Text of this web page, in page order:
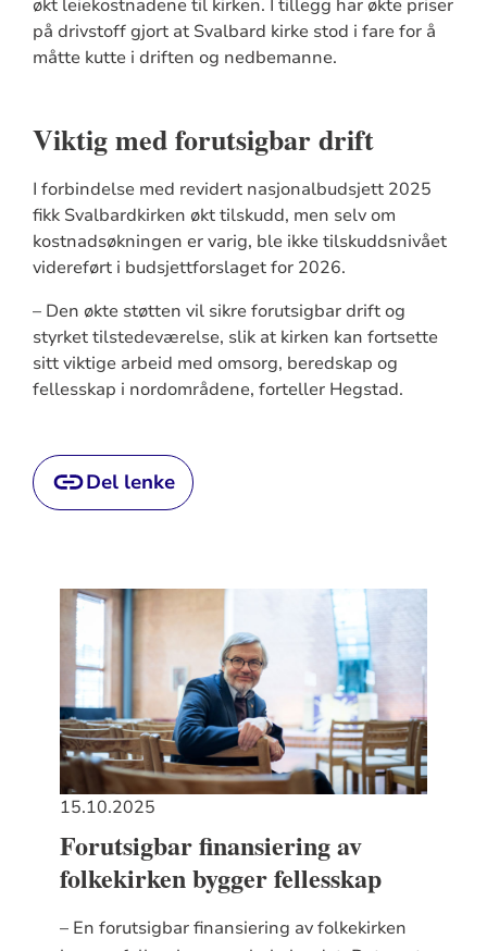
økt leiekostnadene til kirken. I tillegg har økte priser
på drivstoff gjort at Svalbard kirke stod i fare for å
måtte kutte i driften og nedbemanne.
Viktig med forutsigbar drift
I forbindelse med revidert nasjonalbudsjett 2025
fikk Svalbardkirken økt tilskudd, men selv om
kostnadsøkningen er varig, ble ikke tilskuddsnivået
videreført i budsjettforslaget for 2026.
– Den økte støtten vil sikre forutsigbar drift og
styrket tilstedeværelse, slik at kirken kan fortsette
sitt viktige arbeid med omsorg, beredskap og
fellesskap i nordområdene, forteller Hegstad.
Del lenke
15.10.2025
Forutsigbar finansiering av
folkekirken bygger fellesskap
– En forutsigbar finansiering av folkekirken